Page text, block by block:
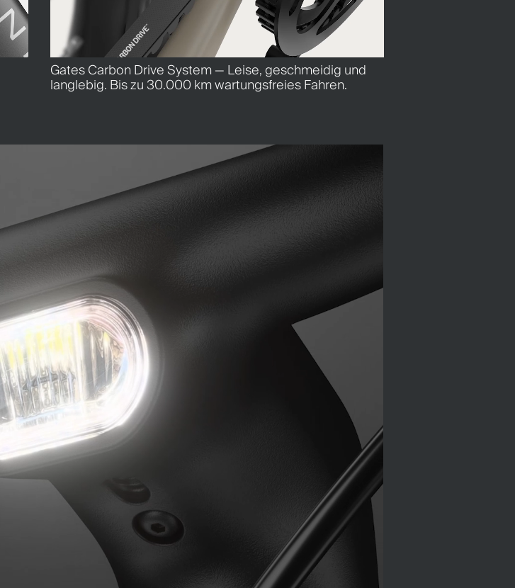
Gates Carbon Drive System — Leise, geschmeidig und
langlebig. Bis zu 30.000 km wartungsfreies Fahren.